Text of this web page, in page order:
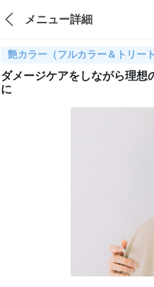
メニュー詳細
艶カラー（フルカラー＆トリー
ダメージケアをしながら理想
に